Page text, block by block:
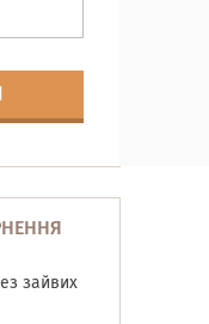
зайвих